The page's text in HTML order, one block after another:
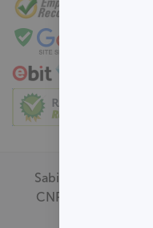
Sabin Medicina
CNPJ -